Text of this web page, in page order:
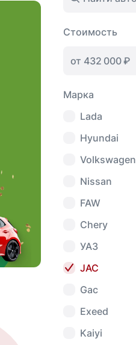
Стоимость
Марка
Lada
Hyundai
Volkswagen
Nissan
FAW
Chery
УАЗ
JAC
Gac
Exeed
Kaiyi